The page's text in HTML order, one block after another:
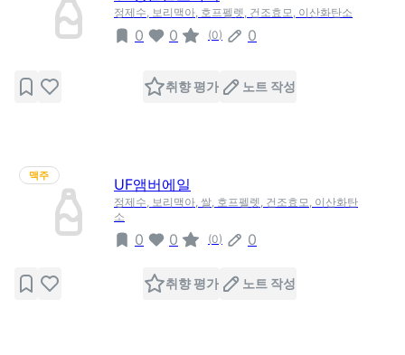
정제수, 보리맥아, 호프펠렛, 건조효모, 이산화탄소
0 0 (0) 0
취향 평가 노트 작성
맥주
UF앰버에일
정제수, 보리맥아, 쌀, 호프펠렛, 건조효모, 이산화탄
소
0 0 (0) 0
취향 평가 노트 작성